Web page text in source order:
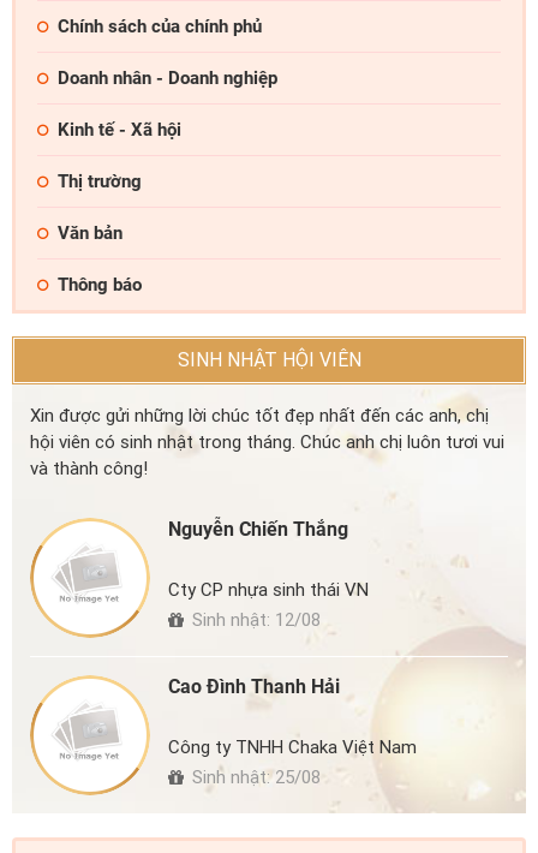
Chính sách của chính phủ
Doanh nhân - Doanh nghiệp
Kinh tế - Xã hội
Thị trường
Văn bản
Thông báo
SINH NHẬT HỘI VIÊN
Xin được gửi những lời chúc tốt đẹp nhất đến các anh, chị
hội viên có sinh nhật trong tháng. Chúc anh chị luôn tươi vui
và thành công!
Nguyễn Chiến Thắng
Cty CP nhựa sinh thái VN
Sinh nhật: 12/08
Cao Đình Thanh Hải
Công ty TNHH Chaka Việt Nam
Sinh nhật: 25/08